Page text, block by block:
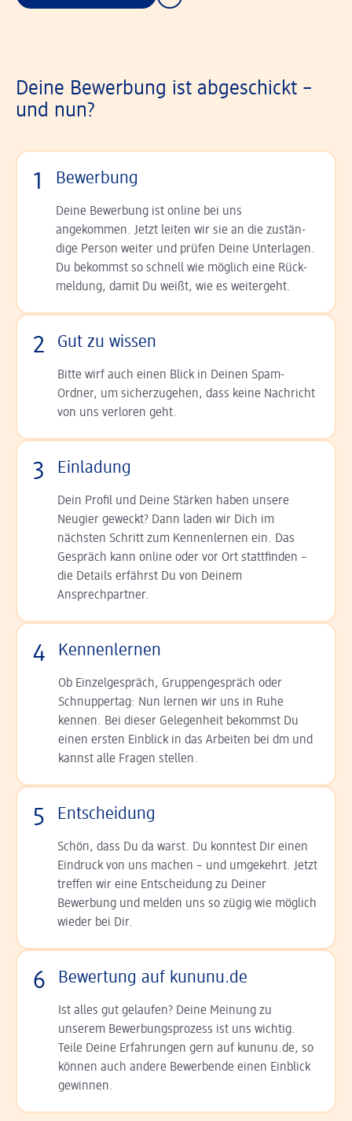
Deine Bewerbung ist abgeschickt –
und nun?
1 Bewerbung
Deine Bewerbung ist online bei uns
angekommen. Jetzt leiten wir sie an die zu­stän­
dige Person weiter und prüfen Deine Unterlagen.
Du bekommst so schnell wie möglich eine Rück­
meldung, damit Du weißt, wie es weitergeht.
2 Gut zu wissen
Bitte wirf auch einen Blick in Deinen Spam-
Ordner, um sicherzugehen, dass keine Nachricht
von uns verloren geht.
3 Einladung
Dein Profil und Deine Stär­ken haben unsere
Neugier geweckt? Dann laden wir Dich im
nächsten Schritt zum Kennen­lernen ein. Das
Gespräch kann online oder vor Ort statt­finden –
die Details er­fährst Du von Deinem
Ansprechpartner.
4 Kennenlernen
Ob Einzelgespräch, Grup­pen­gespräch oder
Schnup­per­tag: Nun lernen wir uns in Ruhe
kennen. Bei dieser Gelegenheit bekommst Du
einen ersten Einblick in das Arbeiten bei dm und
kannst alle Fragen stellen.
5 Entscheidung
Schön, dass Du da warst. Du konntest Dir einen
Ein­druck von uns machen – und umgekehrt. Jetzt
tref­fen wir eine Entscheidung zu Deiner
Bewerbung und melden uns so zügig wie möglich
wieder bei Dir.
6 Bewertung auf kununu.de
Ist alles gut gelaufen? Deine Meinung zu
unserem Bewerbungsprozess ist uns wichtig.
Teile Deine Erfahrungen gern auf kununu.de, so
können auch andere Bewerbende einen Einblick
gewinnen.